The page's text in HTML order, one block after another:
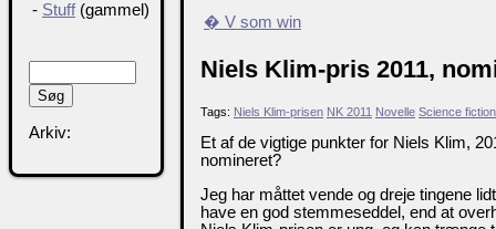
� V som win
Niels Klim-pris 2011,
Tags: Niels Klim-prisen NK 2011 Novelle Science fiction
Et af de vigtige punkter for Niels Klim,
nomineret?
Jeg har måttet vende og dreje tingene
have en god stemmeseddel, end at
- Stuff(gammel)
Arkiv: